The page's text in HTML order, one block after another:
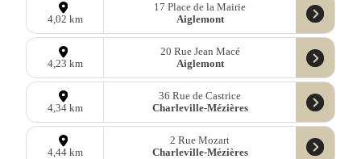
4,02 km
17 Place de la Mairie
Aiglemont
4,23 km
20 Rue Jean Macé
Aiglemont
4,34 km
36 Rue de Castrice
Charleville-Mézières
4,44 km
2 Rue Mozart
Charleville-Mézières